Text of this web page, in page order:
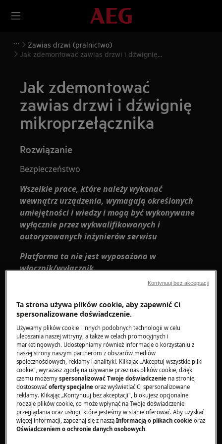
Zawias drzwi (pralnictwo)
Jak zdemontować zawias drzwi i dźwignię
Jak zdemontować
zawias drzwi i dźwignię
mikroprzełącznika
Rozwiązanie
Bezpieczeństwo
Wszelkie prace, które należy wykonać
wewnątrz urządzenia, wymagają określonych
umiejętności i wiedzy i mogą być wykonywane
wyłącznie przez wykwalifikowanych i
autoryzowanych inżynierów serwisu
Platforma ta nie jest wyposażona w
włącznik/wyłącznik.
Zanim uzyskasz dostęp do podzespołów
wewnętrznych, wyjmij wtyczkę z gniazdka, aby
odłączyć zasilanie.
Niektóre elementy części mechanicznej mogą
spowodować obrażenia, dlatego należy nosić
odpowiednią ochronę i postępować ostrożnie.
Zawsze opróżnij urządzenie z całej wody przed
położeniem go na boku.
Jeśli w celu konserwacji lub z innego powodu
urządzenie musi zostać postawione na boku,
połóż je na lewym boku, aby uniknąć ryzyka
Ta strona używa plików cookie, aby zapewnić Ci
spersonalizowane doświadczenie.
Używamy plików cookie i innych podobnych technologii w celu
ulepszania naszej witryny, a także w celach promocyjnych i
marketingowych. Udostępniamy również informacje o korzystaniu z
naszej strony naszym partnerom z obszarów mediów
społecznościowych, reklamy i analityki. Klikając „Akceptuj wszystkie pliki
cookie", wyrażasz zgodę na używanie przez nas plików cookie, dzięki
czemu możemyspersonalizować Twoje doświadczenie na stronie,
dostosowaćoferty specjalne oraz wyświetlać Ci spersonalizowane
reklamy. Klikając „Kontynuuj bez akceptacji", blokujesz opcjonalne
rodzaje plików cookie, co może wpłynąć na Twoje doświadczenie
przeglądania oraz usługi, które jesteśmy w stanie oferować. Aby uzyskać
więcej informacji, zapoznaj się z nasząInformacją o plikach cookie oraz
Oświadczeniem o ochronie danych osobowych.
Kontynuuj bez akceptacji